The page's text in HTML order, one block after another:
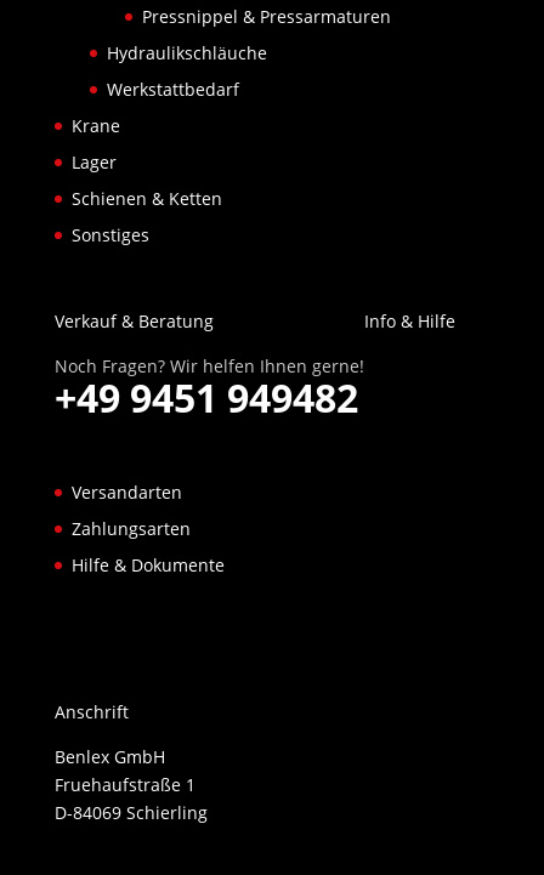
Pressnippel & Pressarmaturen
Hydraulikschläuche
Werkstattbedarf
Krane
Lager
Schienen & Ketten
Sonstiges
Verkauf & Beratung
Noch Fragen? Wir helfen Ihnen gerne!
+49 9451 949482
Info & Hilfe
Versandarten
Zahlungsarten
Hilfe & Dokumente
Anschrift
Benlex GmbH
Fruehaufstraße 1
D-84069 Schierling